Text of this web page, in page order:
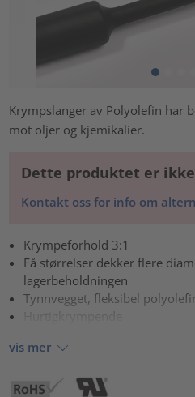
Krympslanger av Polyolefin har
mot oljer og kjemikalier.
Dette produktet er
Kontakt oss for info om
Krympeforhold 3:1
Få størrelser dekker flere
lagerbeholdningen
Tynnvegget, fleksibel
vis mer